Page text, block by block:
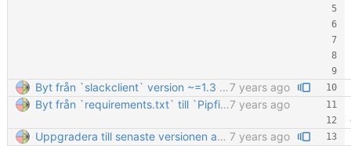
Byt från `slackclient` version ~=1.3 till version ~=2.1.7 years ago
Byt från `requirements.txt` till `Pipfile`.7 years ago
Uppgradera till senaste versionen av `requests`. Samtliga paket är nu av de för närvarande senaste versionerna. Att uppgradera minor version number är väl i och för sig inte nödvändigt. 7 years ago